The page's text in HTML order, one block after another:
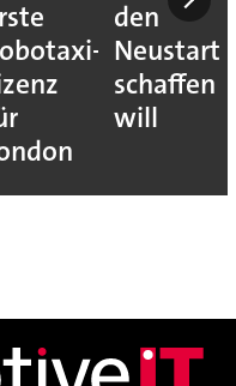
den
Neustart
schaffen
will